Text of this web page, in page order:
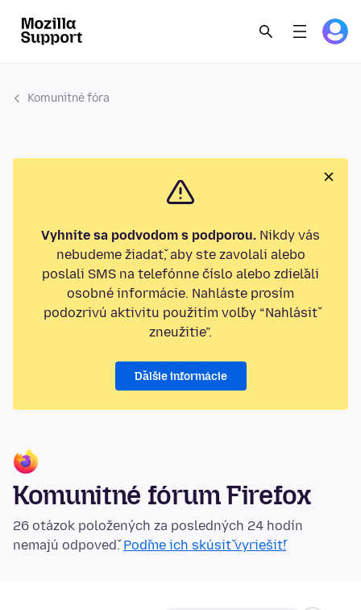
Komunitné fóra
Vyhnite sa podvodom s podporou. Nikdy vás
nebudeme žiadať, aby ste zavolali alebo
poslali SMS na telefónne číslo alebo zdieľali
osobné informácie. Nahláste prosím
podozrivú aktivitu použitím voľby “Nahlásiť
zneužitie”.
Ďalšie informácie
Komunitné fórum Firefox
26 otázok položených za posledných 24 hodín
nemajú odpoveď.Poďme ich skúsiť vyriešiť!